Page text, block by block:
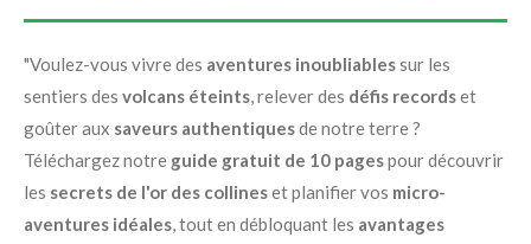
"Voulez-vous vivre des aventures inoubliablessur les
sentiers des volcans éteints, relever des défis recordset
goûter aux saveurs authentiquesde notre terre ?
Téléchargez notre guide gratuit de 10 pagespour découvrir
les secrets de l'or des collineset planifier vos micro-
aventures idéales, tout en débloquant les avantages